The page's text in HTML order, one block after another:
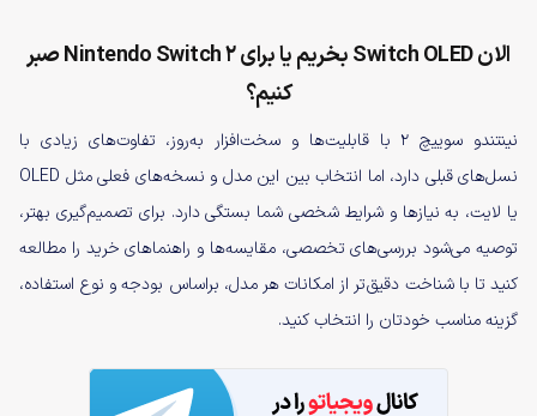
الان Switch OLED بخریم یا برای Nintendo Switch 2 صبر
کنیم؟
نینتندو سوییچ ۲ با قابلیت‌ها و سخت‌افزار به‌روز، تفاوت‌های زیادی با
نسل‌های قبلی دارد، اما انتخاب بین این مدل و نسخه‌های فعلی مثل OLED
یا لایت، به نیازها و شرایط شخصی شما بستگی دارد. برای تصمیم‌گیری بهتر،
توصیه می‌شود بررسی‌های تخصصی، مقایسه‌ها و راهنماهای خرید را مطالعه
کنید تا با شناخت دقیق‌تر از امکانات هر مدل، براساس بودجه و نوع استفاده،
گزینه مناسب خودتان را انتخاب کنید.